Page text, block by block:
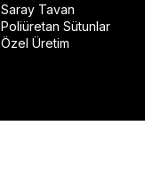
Saray Tavan
Poliüretan Sütunlar
Özel Üretim